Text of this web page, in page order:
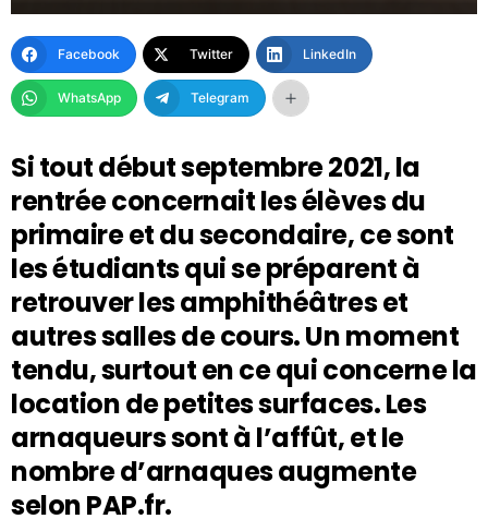
Facebook Twitter LinkedIn
WhatsApp Telegram
Si tout début septembre 2021, la
rentrée concernait les élèves du
primaire et du secondaire, ce sont
les étudiants qui se préparent à
retrouver les amphithéâtres et
autres salles de cours. Un moment
tendu, surtout en ce qui concerne la
location de petites surfaces. Les
arnaqueurs sont à l’affût, et le
nombre d’arnaques augmente
selon PAP.fr.